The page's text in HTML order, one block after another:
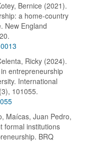
Bernice (2021).
a home-country
New England
Ricky (2024).
entrepreneurship
International
101055.
Maícas, Juan Pedro,
formal institutions
BRQ